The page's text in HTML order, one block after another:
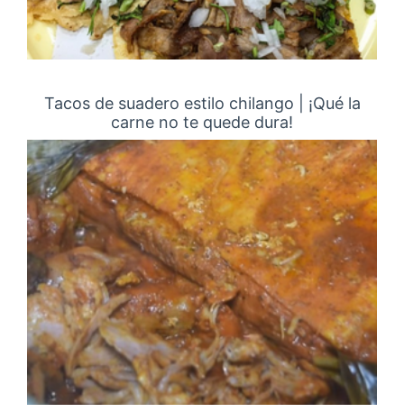
Tacos de suadero estilo chilango | ¡Qué la
carne no te quede dura!